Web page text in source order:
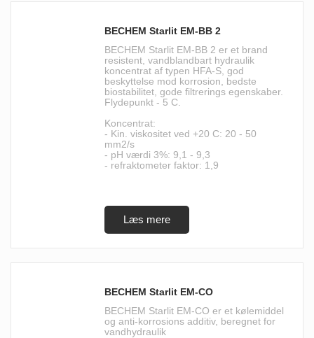
BECHEM Starlit EM-BB 2
BECHEM Starlit EM-BB 2 er et brand
resistent, vandblandbart hydraulik
koncentrat af typen HFA-S, god
beskyttelse mod korrosion, bedste
biostabilitet, gode filtrerings egenskaber.
Flydepunkt - 5 C.
Koncentrat:
- Kin. viskositet ved +20 C: 20 - 50
mm2/s
- pH værdi 3%: 9,1 - 9,3
- refraktometer faktor: 1,9
BECHEM Starlit EM-CO
BECHEM Starlit EM-CO er et kølemiddel
og anti-korrosions additiv, beregnet for
vandhydraulik